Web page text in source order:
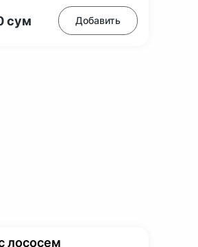
сум Добавить
лососем